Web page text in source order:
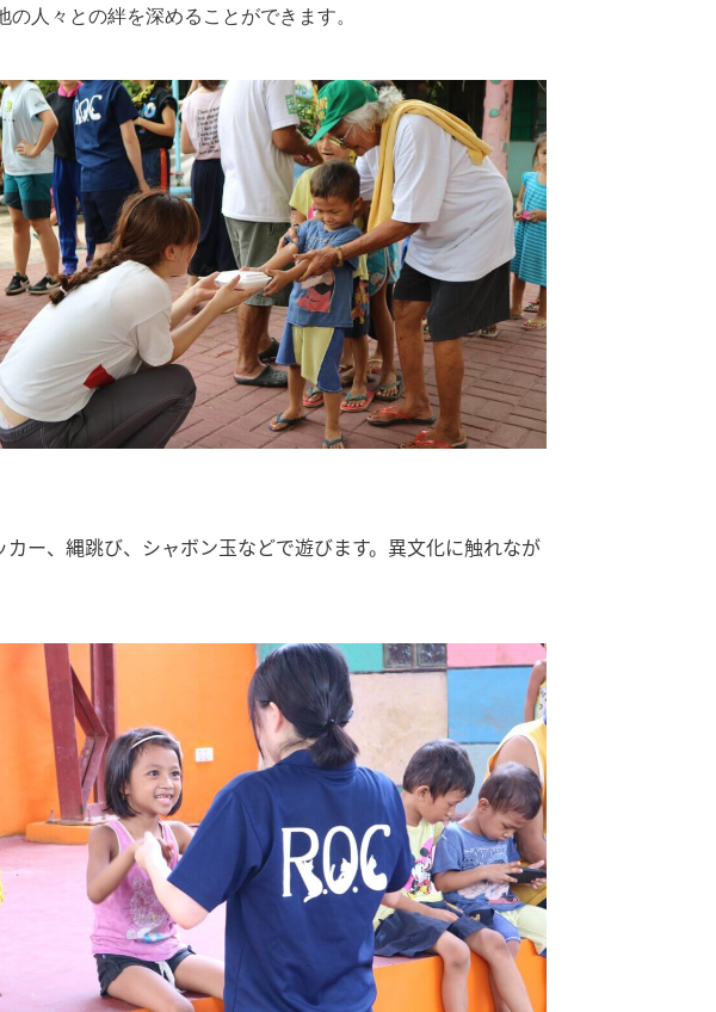
人々との絆を深めることができます。
ー、縄跳び、シャボン玉などで遊びます。異文化に触れなが